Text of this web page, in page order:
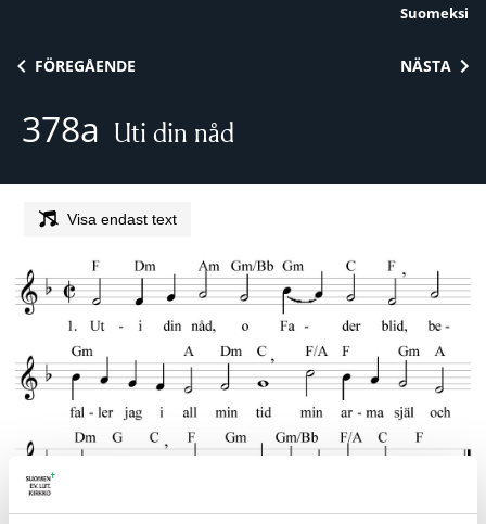
Suomeksi
FÖREGÅENDE NÄSTA
378a Uti din nåd
Visa endast text